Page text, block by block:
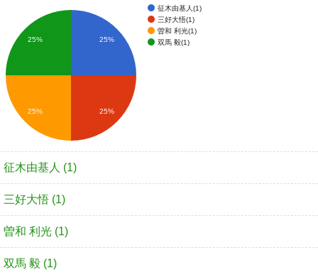
征木由基人(1)
三好大悟(1)
曽和 利光(1)
双馬 毅(1)
25%
25%
25% 25%
征木由基人 (1)
三好大悟 (1)
曽和 利光 (1)
双馬 毅 (1)